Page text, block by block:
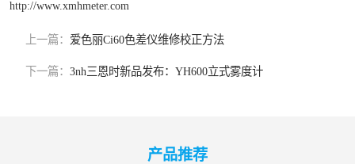
http://www.xmhmeter.com
上一篇： 爱色丽Ci60色差仪维修校正方法
下一篇： 3nh三恩时新品发布：YH600立式雾度计
产品推荐